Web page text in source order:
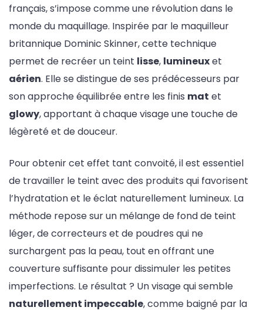
français, s’impose comme une révolution dans le
monde du maquillage. Inspirée par le maquilleur
britannique Dominic Skinner, cette technique
permet de recréer un teint lisse, lumineuxet
aérien. Elle se distingue de ses prédécesseurs par
son approche équilibrée entre les finis mat et
glowy, apportant à chaque visage une touche de
légèreté et de douceur.
Pour obtenir cet effet tant convoité, il est essentiel
de travailler le teint avec des produits qui favorisent
l’hydratation et le éclat naturellement lumineux. La
méthode repose sur un mélange de fond de teint
léger, de correcteurs et de poudres qui ne
surchargent pas la peau, tout en offrant une
couverture suffisante pour dissimuler les petites
imperfections. Le résultat ? Un visage qui semble
naturellement impeccable, comme baigné par la